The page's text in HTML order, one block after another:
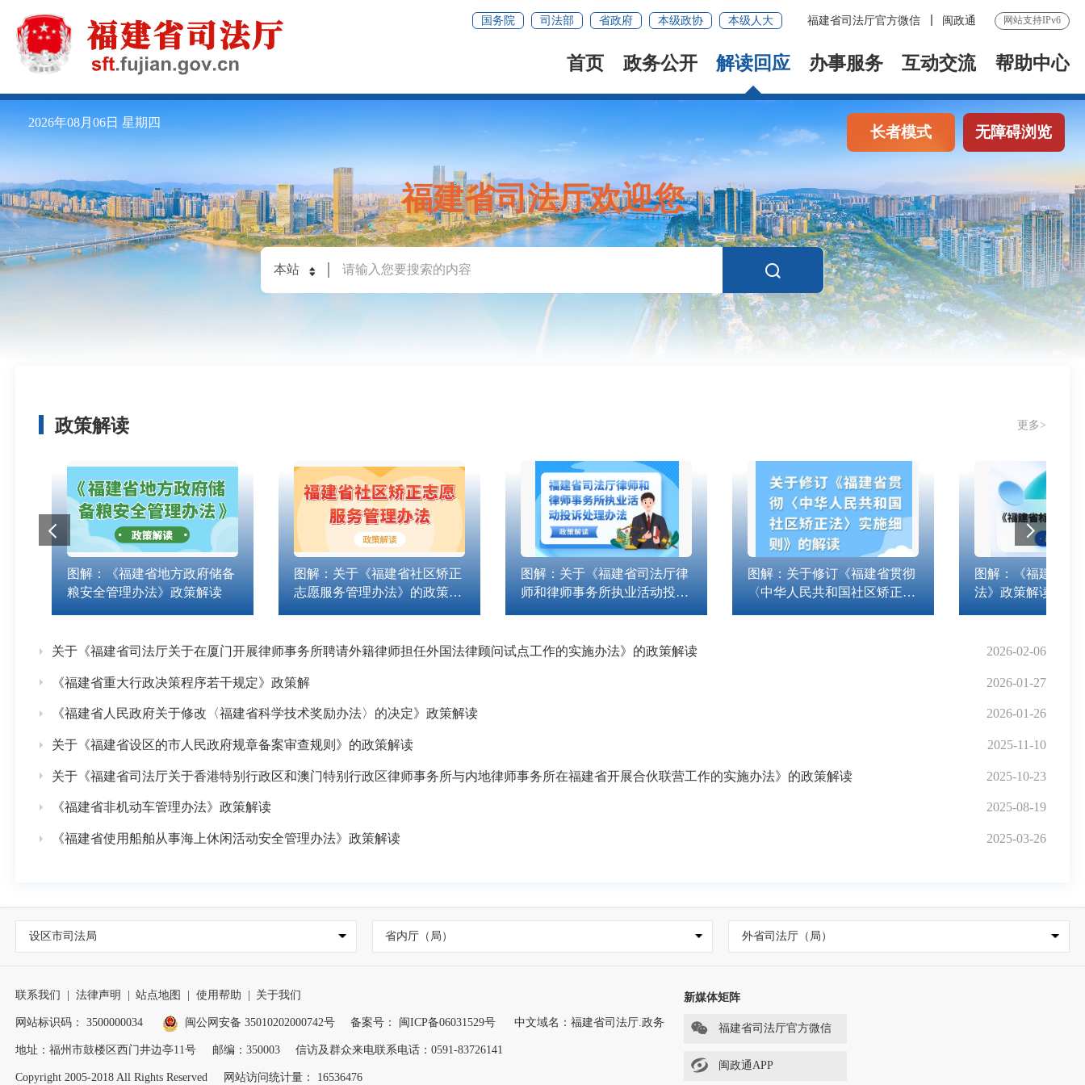
国务院 司法部 省政府 本级政协 本级人大 福建省司法厅官方微信 闽政通 网站支持IPv6
首页 政务公开 解读回应 办事服务 互动交流 帮助中心
2026年08月06日 星期四
福建省司法厅欢迎您
长者模式 无障碍浏览
政策解读 更多>
图解：《福建省地方政府储备
粮安全管理办法》政策解读
图解：关于《福建省社区矫正
志愿服务管理办法》的政策解
图解：关于《福建省司法厅律
师和律师事务所执业活动投诉
图解：关于修订《福建省贯彻
〈中华人民共和国社区矫正
图解：《福建省标
法》政策解读
关于《福建省司法厅关于在厦门开展律师事务所聘请外籍律师担任外国法律顾问试点工作的实施办法》的政策解读 2026-02-06
《福建省重大行政决策程序若干规定》政策解 2026-01-27
《福建省人民政府关于修改〈福建省科学技术奖励办法〉的决定》政策解读 2026-01-26
关于《福建省设区的市人民政府规章备案审查规则》的政策解读 2025-11-10
关于《福建省司法厅关于香港特别行政区和澳门特别行政区律师事务所与内地律师事务所在福建省开展合伙联营工作的实施办法》的政策解读 2025-10-23
《福建省非机动车管理办法》政策解读 2025-08-19
《福建省使用船舶从事海上休闲活动安全管理办法》政策解读 2025-03-26
设区市司法局 省内厅（局） 外省司法厅（局）
联系我们 法律声明 站点地图 使用帮助 关于我们
网站标识码： 3500000034 闽公网安备 35010202000742号 备案号： 闽ICP备06031529号 中文域名：福建省司法厅.政务
地址：福州市鼓楼区西门井边亭11号 邮编：350003 信访及群众来电联系电话：0591-83726141
Copyright 2005-2018 All Rights Reserved 网站访问统计量： 16536476
新媒体矩阵
福建省司法厅官方微信
闽政通APP